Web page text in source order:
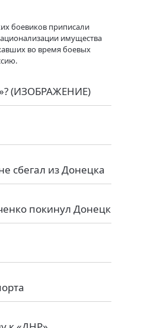
боевиков приписали
имущества
во время боевых
(ИЗОБРАЖЕНИЕ)
сбегал из Донецка
покинул Донецк